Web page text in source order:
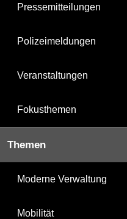
Pressemitteilungen
Polizeimeldungen
Veranstaltungen
Fokusthemen
Themen
Moderne Verwaltung
Mobilität